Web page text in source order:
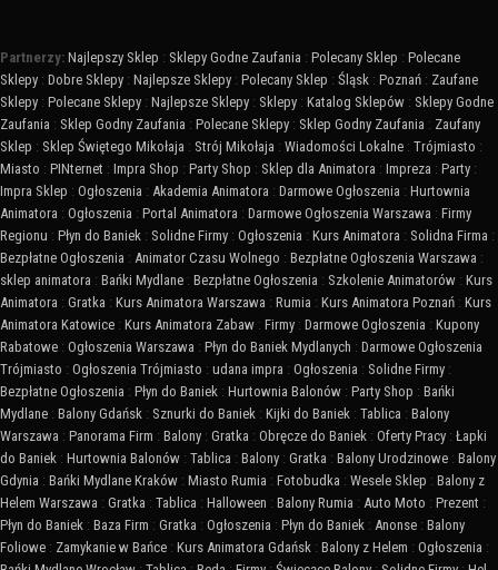
Partnerzy: Najlepszy Sklep : Sklepy Godne Zaufania : Polecany Sklep : Polecane
Sklepy : Dobre Sklepy : Najlepsze Sklepy : Polecany Sklep : Śląsk : Poznań : Zaufane
Sklepy : Polecane Sklepy : Najlepsze Sklepy : Sklepy : Katalog Sklepów : Sklepy Godne
Zaufania : Sklep Godny Zaufania : Polecane Sklepy : Sklep Godny Zaufania : Zaufany
Sklep : Sklep Świętego Mikołaja : Strój Mikołaja : Wiadomości Lokalne : Trójmiasto :
Miasto : PINternet : Impra Shop : Party Shop : Sklep dla Animatora : Impreza : Party :
Impra Sklep : Ogłoszenia : Akademia Animatora : Darmowe Ogłoszenia : Hurtownia
Animatora : Ogłoszenia : Portal Animatora : Darmowe Ogłoszenia Warszawa : Firmy
Regionu : Płyn do Baniek : Solidne Firmy : Ogłoszenia : Kurs Animatora : Solidna Firma :
Bezpłatne Ogłoszenia : Animator Czasu Wolnego : Bezpłatne Ogłoszenia Warszawa :
sklep animatora : Bańki Mydlane : Bezpłatne Ogłoszenia : Szkolenie Animatorów : Kurs
Animatora : Gratka : Kurs Animatora Warszawa : Rumia : Kurs Animatora Poznań : Kurs
Animatora Katowice : Kurs Animatora Zabaw : Firmy : Darmowe Ogłoszenia : Kupony
Rabatowe : Ogłoszenia Warszawa : Płyn do Baniek Mydlanych : Darmowe Ogłoszenia
Trójmiasto : Ogłoszenia Trójmiasto : udana impra : Ogłoszenia : Solidne Firmy :
Bezpłatne Ogłoszenia : Płyn do Baniek : Hurtownia Balonów : Party Shop : Bańki
Mydlane : Balony Gdańsk : Sznurki do Baniek : Kijki do Baniek : Tablica : Balony
Warszawa : Panorama Firm : Balony : Gratka : Obręcze do Baniek : Oferty Pracy : Łapki
do Baniek : Hurtownia Balonów : Tablica : Balony : Gratka : Balony Urodzinowe : Balony
Gdynia : Bańki Mydlane Kraków : Miasto Rumia : Fotobudka : Wesele Sklep : Balony z
Helem Warszawa : Gratka : Tablica : Halloween : Balony Rumia : Auto Moto : Prezent :
Płyn do Baniek : Baza Firm : Gratka : Ogłoszenia : Płyn do Baniek : Anonse : Balony
Foliowe : Zamykanie w Bańce : Kurs Animatora Gdańsk : Balony z Helem : Ogłoszenia :